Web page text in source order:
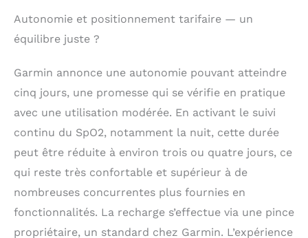
Autonomie et positionnement tarifaire — un
équilibre juste ?
Garmin annonce une autonomie pouvant atteindre
cinq jours, une promesse qui se vérifie en pratique
avec une utilisation modérée. En activant le suivi
continu du SpO2, notamment la nuit, cette durée
peut être réduite à environ trois ou quatre jours, ce
qui reste très confortable et supérieur à de
nombreuses concurrentes plus fournies en
fonctionnalités. La recharge s’effectue via une pince
propriétaire, un standard chez Garmin. L’expérience